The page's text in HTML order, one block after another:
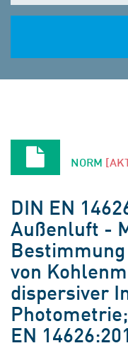
NORM
DIN EN
Außenluft -
von
dispersiver
EN